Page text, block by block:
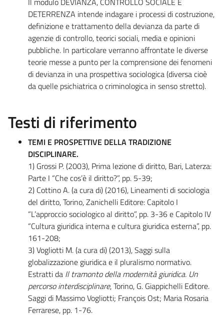
DETERRENZA intende indagare i processi di costruzione,
definizione e trattamento della devianza da parte di
agenzie di controllo, teorici sociali, media e opinioni
pubbliche. In particolare verranno affrontate le diverse
teorie messe a punto per la comprensione dei fenomeni
di devianza in una prospettiva sociologica (diversa cioè
da quelle psichiatrica o criminologica in senso stretto).
Testi di riferimento
TEMI E PROSPETTIVE DELLA TRADIZIONE
DISCIPLINARE.
1) Grossi P. (2003), Prima lezione di diritto, Bari, Laterza:
Parte I “Che cos’è il diritto?”, pp. 5-39;
2) Cottino A. (a cura di) (2016), Lineamenti di sociologia
del diritto, Torino, Zanichelli Editore: Capitolo I
“L’approccio sociologico al diritto”, pp. 3-36 e Capitolo IV
“Cultura giuridica interna e cultura giuridica esterna”, pp.
161-208;
3) Vogliotti M. (a cura di) (2013), Saggi sulla
globalizzazione giuridica e il pluralismo normativo.
Estratti da Il tramonto della modernità giuridica. Un
percorso interdisciplinare, Torino, G. Giappichelli Editore.
Saggi di Massimo Vogliotti; François Ost; Maria Rosaria
Ferrarese, pp. 1-76.